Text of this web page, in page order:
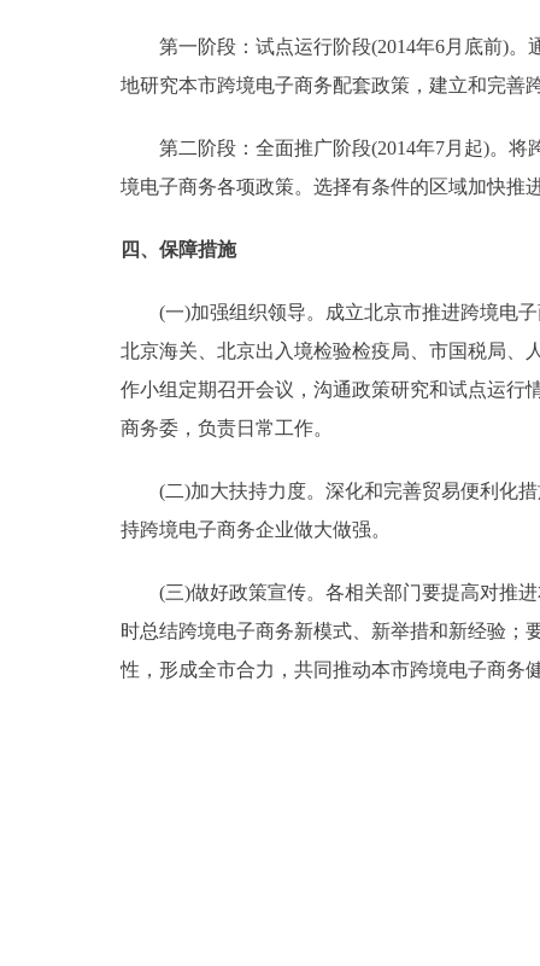
第一阶段：试点运行阶段(2014年6月底前)。
地研究本市跨境电子商务配套政策，建立和完善
第二阶段：全面推广阶段(2014年7月起)。将
境电子商务各项政策。选择有条件的区域加快推
四、保障措施
(一)加强组织领导。成立北京市推进跨境电子
北京海关、北京出入境检验检疫局、市国税局、
作小组定期召开会议，沟通政策研究和试点运行
商务委，负责日常工作。
(二)加大扶持力度。深化和完善贸易便利化措
持跨境电子商务企业做大做强。
(三)做好政策宣传。各相关部门要提高对推进
时总结跨境电子商务新模式、新举措和新经验；
性，形成全市合力，共同推动本市跨境电子商务